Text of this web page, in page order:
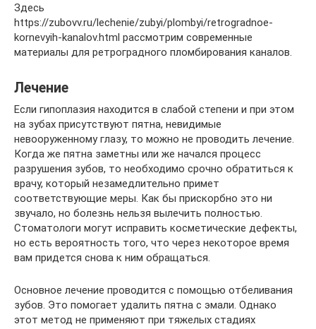
Здесь
https://zubovv.ru/lechenie/zubyi/plombyi/retrogradnoe-
kornevyih-kanalov.html рассмотрим современные
материалы для ретроградного пломбирования каналов.
Лечение
Если гипоплазия находится в слабой степени и при этом
на зубах присутствуют пятна, невидимые
невооруженному глазу, то можно не проводить лечение.
Когда же пятна заметны или же начался процесс
разрушения зубов, то необходимо срочно обратиться к
врачу, который незамедлительно примет
соответствующие меры. Как бы прискорбно это ни
звучало, но болезнь нельзя вылечить полностью.
Стоматологи могут исправить косметические дефекты,
но есть вероятность того, что через некоторое время
вам придется снова к ним обращаться.
Основное лечение проводится с помощью отбеливания
зубов. Это помогает удалить пятна с эмали. Однако
этот метод не применяют при тяжелых стадиях